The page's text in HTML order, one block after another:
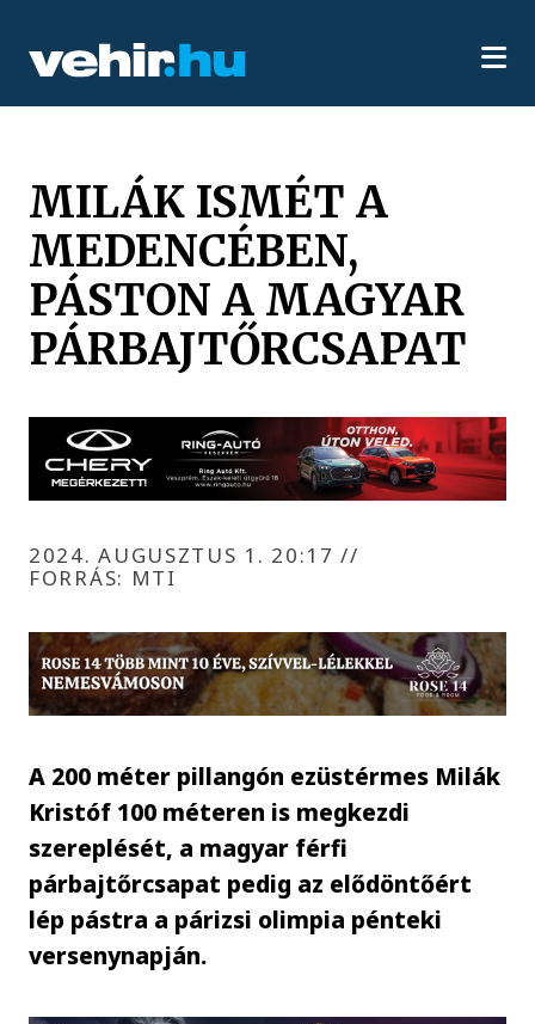
MILÁK ISMÉT A
MEDENCÉBEN,
PÁSTON A MAGYAR
PÁRBAJTŐRCSAPAT
2024. AUGUSZTUS 1. 20:17//
FORRÁS: MTI
A 200 méter pillangón ezüstérmes Milák
Kristóf 100 méteren is megkezdi
szereplését, a magyar férfi
párbajtőrcsapat pedig az elődöntőért
lép pástra a párizsi olimpia pénteki
versenynapján.